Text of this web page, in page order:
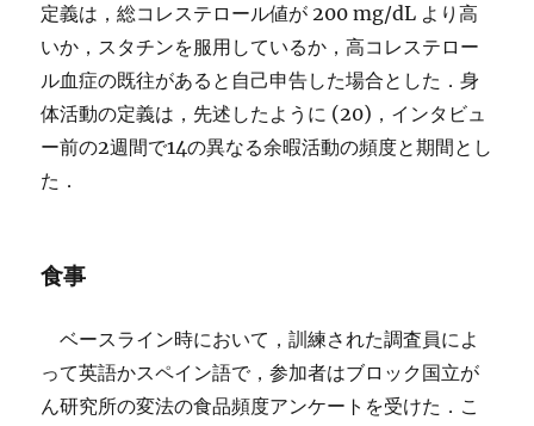
定義は，総コレステロール値が 200 mg/dL より高
いか，スタチンを服用しているか，高コレステロー
ル血症の既往があると自己申告した場合とした．身
体活動の定義は，先述したように (20)，インタビュ
ー前の2週間で14の異なる余暇活動の頻度と期間とし
た．
食事
ベースライン時において，訓練された調査員によ
って英語かスペイン語で，参加者はブロック国立が
ん研究所の変法の食品頻度アンケートを受けた．こ